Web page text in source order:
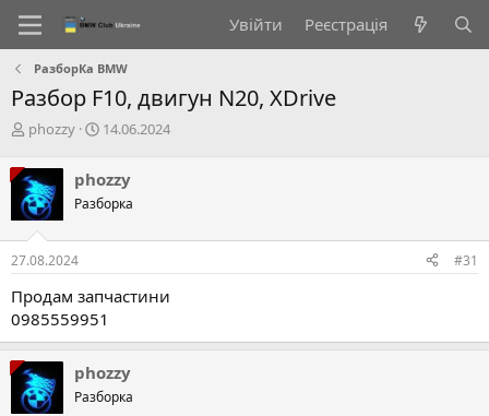
Увійти Реєстрація
РазборКа BMW
Разбор F10, двигун N20, XDrive
А
т
о
р
т
е
м
phozzy
Д
а
с
в
е
н
н
14.06.2024
phozzy
Разборка
27.08.2024 #31
Продам запчастини
0985559951
phozzy
Разборка